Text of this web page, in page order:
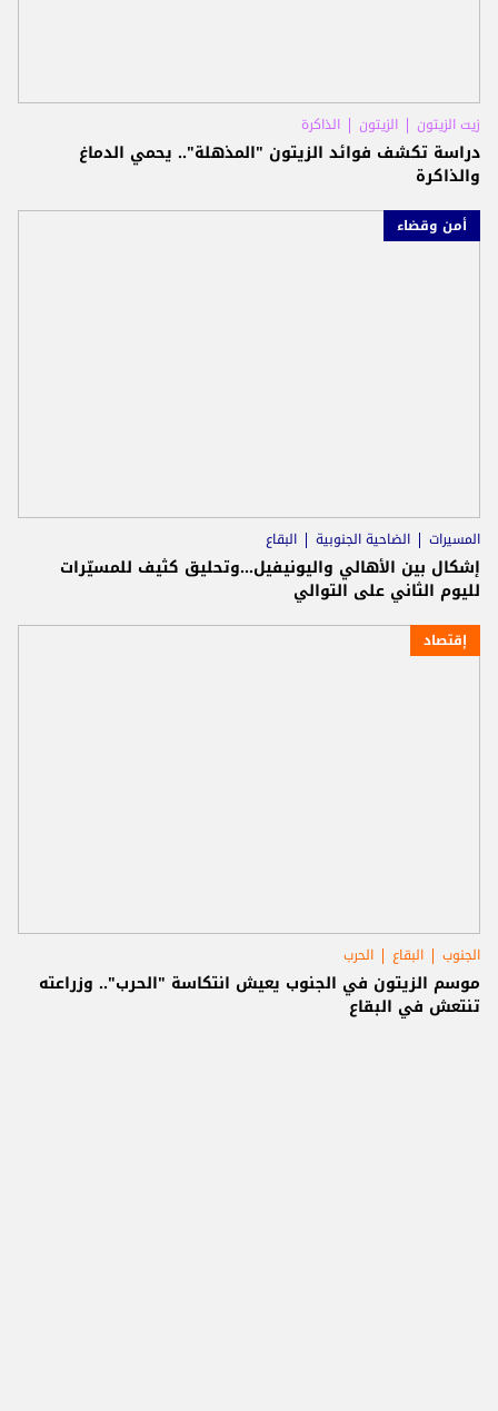
زيت الزيتون الزيتون الذاكرة
دراسة تكشف فوائد الزيتون "المذهلة".. يحمي الدماغ
والذاكرة
أمن وقضاء
المسيرات الضاحية الجنوبية البقاع
إشكال بين الأهالي واليونيفيل...وتحليق كثيف للمسيّرات
لليوم الثاني على التوالي
إقتصاد
الجنوب البقاع الحرب
موسم الزيتون في الجنوب يعيش انتكاسة "الحرب".. وزراعته
تنتعش في البقاع